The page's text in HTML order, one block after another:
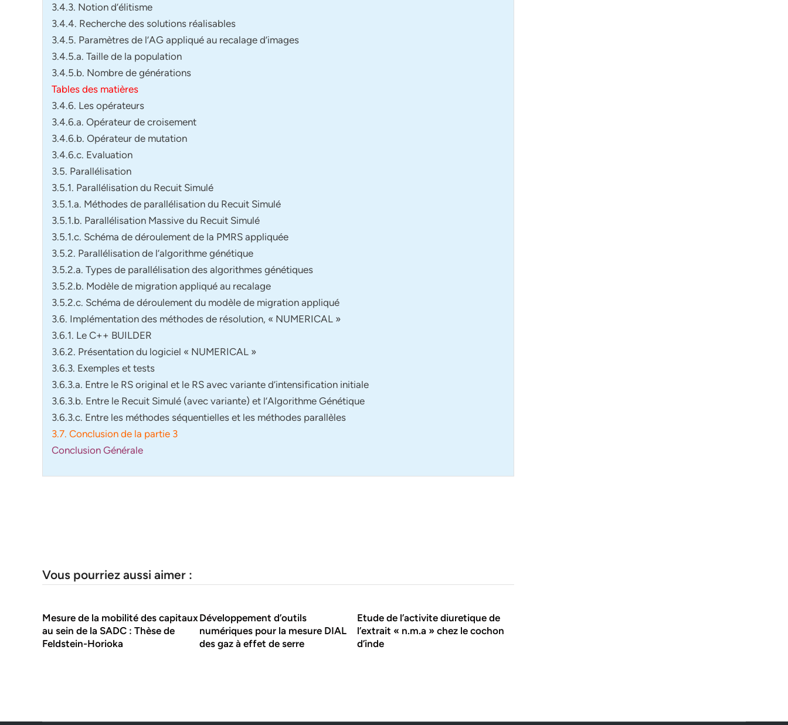
3.4.3. Notion d’élitisme
3.4.4. Recherche des solutions réalisables
3.4.5. Paramètres de l’AG appliqué au recalage d’images
3.4.5.a. Taille de la population
3.4.5.b. Nombre de générations
Tables des matières
3.4.6. Les opérateurs
3.4.6.a. Opérateur de croisement
3.4.6.b. Opérateur de mutation
3.4.6.c. Evaluation
3.5. Parallélisation
3.5.1. Parallélisation du Recuit Simulé
3.5.1.a. Méthodes de parallélisation du Recuit Simulé
3.5.1.b. Parallélisation Massive du Recuit Simulé
3.5.1.c. Schéma de déroulement de la PMRS appliquée
3.5.2. Parallélisation de l’algorithme génétique
3.5.2.a. Types de parallélisation des algorithmes génétiques
3.5.2.b. Modèle de migration appliqué au recalage
3.5.2.c. Schéma de déroulement du modèle de migration appliqué
3.6. Implémentation des méthodes de résolution, « NUMERICAL »
3.6.1. Le C++ BUILDER
3.6.2. Présentation du logiciel « NUMERICAL »
3.6.3. Exemples et tests
3.6.3.a. Entre le RS original et le RS avec variante d’intensification initiale
3.6.3.b. Entre le Recuit Simulé (avec variante) et l’Algorithme Génétique
3.6.3.c. Entre les méthodes séquentielles et les méthodes parallèles
3.7. Conclusion de la partie 3
Conclusion Générale
Vous pourriez aussi aimer :
Mesure de la mobilité des capitaux
au sein de la SADC : Thèse de
Feldstein-Horioka
Développement d’outils
numériques pour la mesure DIAL
des gaz à effet de serre
Etude de l’activite diuretique de
l’extrait « n.m.a » chez le cochon
d’inde